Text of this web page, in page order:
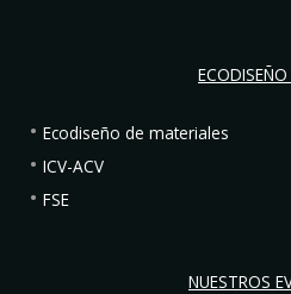
Ecodiseño de materiales
ICV-ACV
FSE
NUESTROS